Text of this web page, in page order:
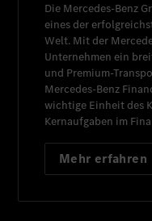
Die Mercedes-Benz
eines der
Welt. Mit der
Unternehmen ein
und Premium-
Mercedes-Benz
wichtige Einheit des
Kernaufgaben im
Mehr erfahren